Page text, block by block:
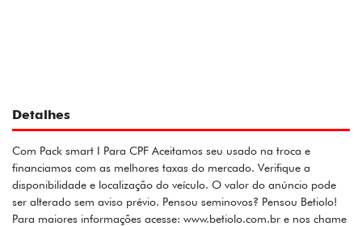
Detalhes
Com Pack smart I Para CPF Aceitamos seu usado na troca e
financiamos com as melhores taxas do mercado. Verifique a
disponibilidade e localização do veículo. O valor do anúncio pode
ser alterado sem aviso prévio. Pensou seminovos? Pensou Betiolo!
Para maiores informações acesse: www.betiolo.com.br e nos chame